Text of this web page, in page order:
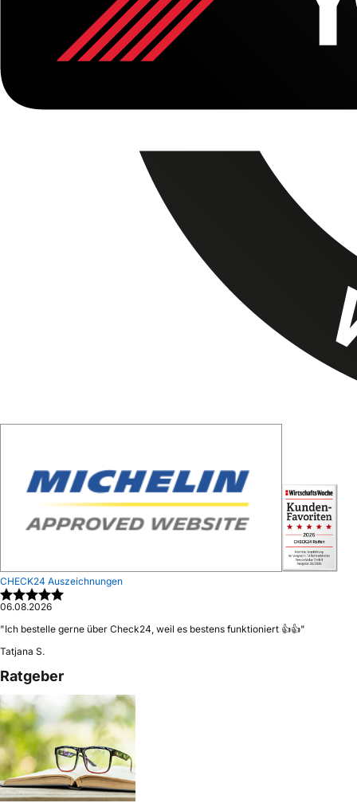
CHECK24 Auszeichnungen
06.08.2026
"Ich bestelle gerne über Check24, weil es bestens funktioniert 👍👍"
Tatjana S.
Ratgeber